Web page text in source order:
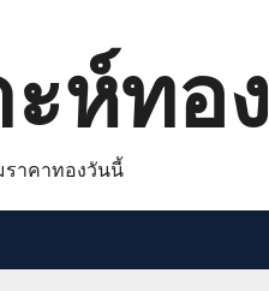
ห์ทอง
าคาทองวันนี้